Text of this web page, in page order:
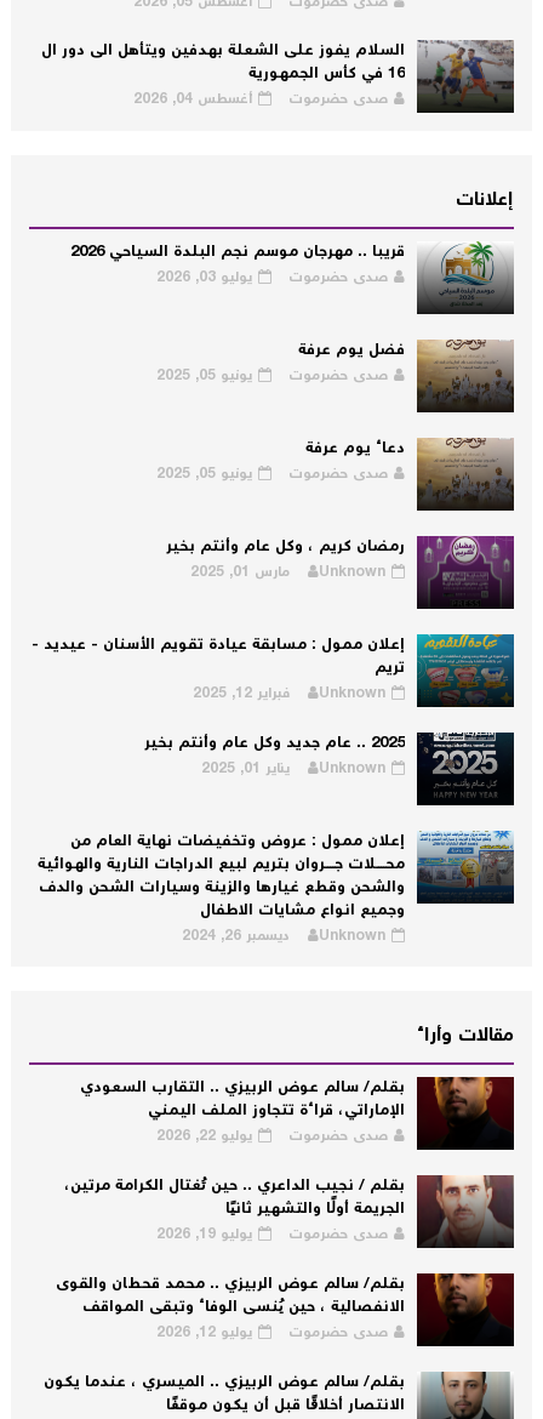
السلام يفوز على الشعلة بهدفين ويتأهل الى دور ال
16 في كأس الجمهورية
صدى حضرموت أغسطس 04, 2026
إعلانات
قريبا .. مهرجان موسم نجم البلدة السياحي 2026
صدى حضرموت يوليو 03, 2026
فضل يوم عرفة
صدى حضرموت يونيو 05, 2025
دعاء يوم عرفة
صدى حضرموت يونيو 05, 2025
رمضان كريم ، وكل عام وأنتم بخير
Unknown مارس 01, 2025
إعلان ممول : مسابقة عيادة تقويم الأسنان - عيديد -
تريم
Unknown فبراير 12, 2025
2025 .. عام جديد وكل عام وأنتم بخير
Unknown يناير 01, 2025
إعلان ممول : عروض وتخفيضات نهاية العام من
محــــلات جــــروان بتريم لبيع الدراجات النارية والهوائية
والشحن وقطع غيارها والزينة وسيارات الشحن والدف
وجميع انواع مشايات الاطفال
Unknown ديسمبر 26, 2024
مقالات وأراء
بقلم/ سالم عوض الربيزي .. التقارب السعودي
الإماراتي، قراءة تتجاوز الملف اليمني
صدى حضرموت يوليو 22, 2026
بقلم / نجيب الداعري .. حين تُغتال الكرامة مرتين،
الجريمة أولًا والتشهير ثانيًا
صدى حضرموت يوليو 19, 2026
بقلم/ سالم عوض الربيزي .. محمد قحطان والقوى
الانفصالية ، حين يُنسى الوفاء وتبقى المواقف
صدى حضرموت يوليو 12, 2026
بقلم/ سالم عوض الربيزي .. الميسري ، عندما يكون
الانتصار أخلاقًا قبل أن يكون موقفًا